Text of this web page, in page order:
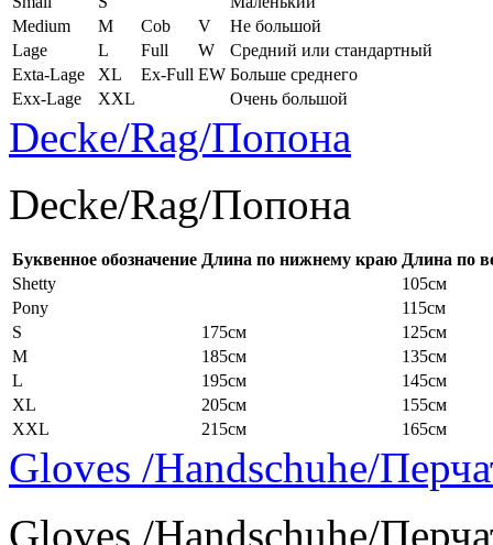
Medium
M Cob V
Не большой
Lage
L Full W
Средний или стандартный
Exta-Lage
XL Ex-Full EW Больше среднего
Exx-Lage
XXL Очень большой
Decke/Rag/Попона
Decke/Rag/Попона
Буквенное обозначение Длина по нижнему краю Длина по
Shetty
105см
Pony
115см
S
175см
125см
M
185см
135см
L
195см
145см
XL
205см
155см
XXL
215см 165см
Gloves /Handschuhe/
Gloves /Handschuhe/